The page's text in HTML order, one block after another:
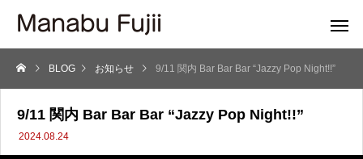
BLOG お知らせ 9/11 関内 Bar Bar Bar “Jazzy Pop Night!!”
9/11 関内 Bar Bar Bar “Jazzy Pop Night!!”
2024.08.24